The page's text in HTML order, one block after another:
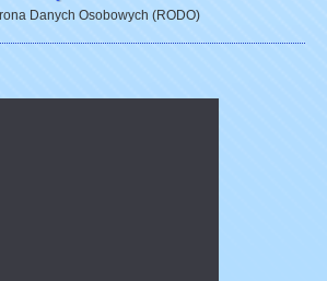
Danych Osobowych (RODO)